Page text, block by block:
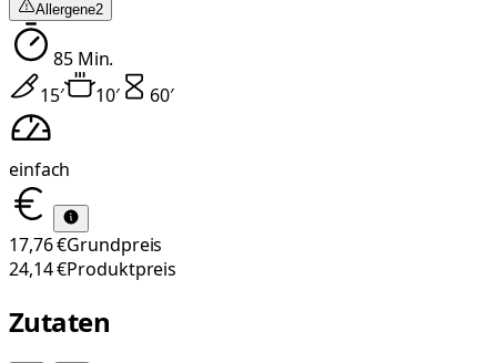
Allergene2
85Min.
15′ 10′ 60′
einfach
17,76 €Grundpreis
24,14 €Produktpreis
Zutaten